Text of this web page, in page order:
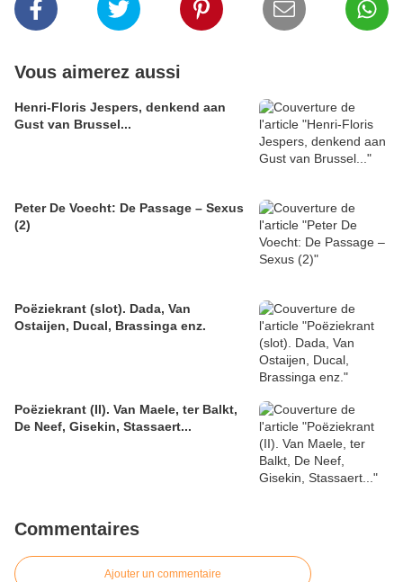
Vous aimerez aussi
Henri-Floris Jespers, denkend aan
Gust van Brussel...
Peter De Voecht: De Passage – Sexus
(2)
Poëziekrant (slot). Dada, Van
Ostaijen, Ducal, Brassinga enz.
Poëziekrant (II). Van Maele, ter Balkt,
De Neef, Gisekin, Stassaert...
Commentaires
Ajouter un commentaire